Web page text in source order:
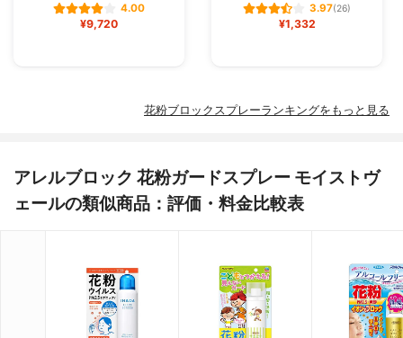
4.00
¥9,720
3.97(26)
¥1,332
花粉ブロックスプレーランキングをもっと見る
アレルブロック 花粉ガードスプレー モイストヴ
ェールの類似商品：評価・料金比較表